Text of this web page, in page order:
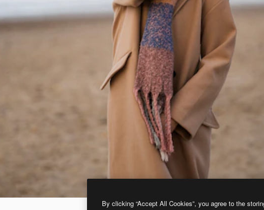
By clicking “Accept All Cookies”, you agree to the